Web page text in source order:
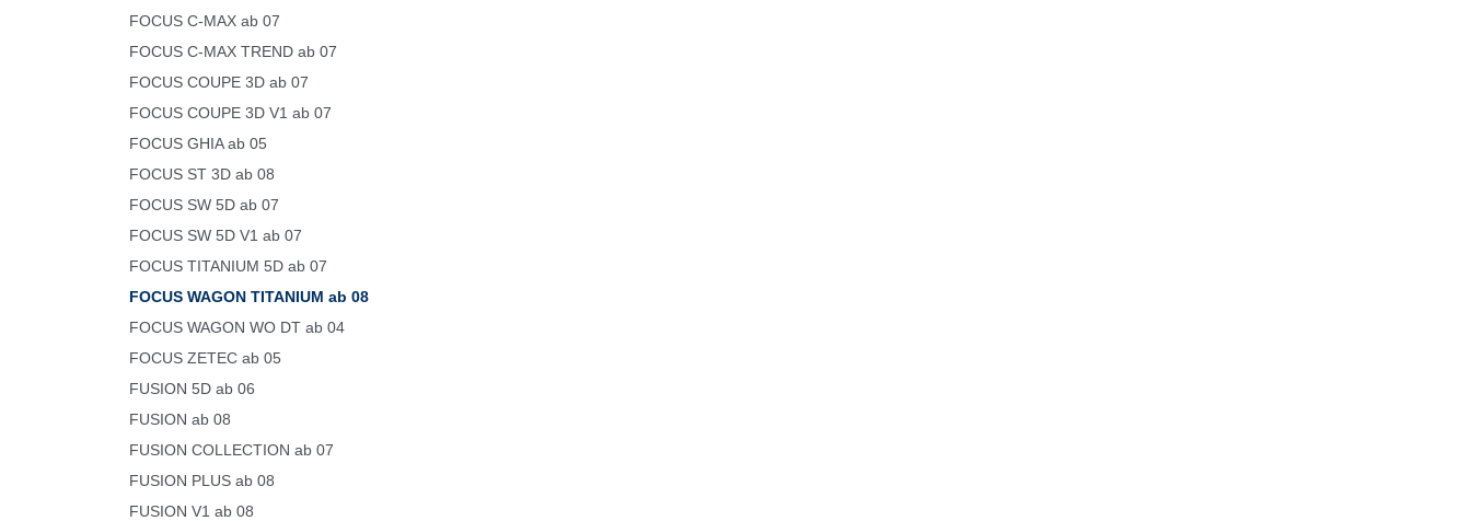
FOCUS C-MAX ab 07
FOCUS C-MAX TREND ab 07
FOCUS COUPE 3D ab 07
FOCUS COUPE 3D V1 ab 07
FOCUS GHIA ab 05
FOCUS ST 3D ab 08
FOCUS SW 5D ab 07
FOCUS SW 5D V1 ab 07
FOCUS TITANIUM 5D ab 07
FOCUS WAGON TITANIUM ab 08
FOCUS WAGON WO DT ab 04
FOCUS ZETEC ab 05
FUSION 5D ab 06
FUSION ab 08
FUSION COLLECTION ab 07
FUSION PLUS ab 08
FUSION V1 ab 08